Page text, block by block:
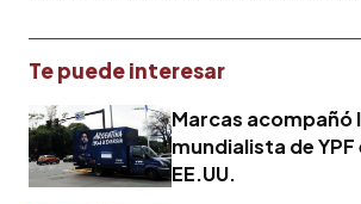
Te puede interesar
Marcas acompañó
mundialista de
EE.UU.